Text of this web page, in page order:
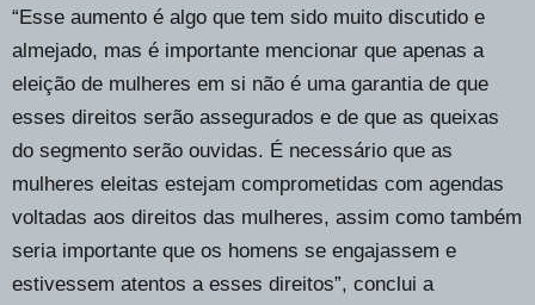
“Esse aumento é algo que tem sido muito discutido e
almejado, mas é importante mencionar que apenas a
eleição de mulheres em si não é uma garantia de que
esses direitos serão assegurados e de que as queixas
do segmento serão ouvidas. É necessário que as
mulheres eleitas estejam comprometidas com agendas
voltadas aos direitos das mulheres, assim como também
seria importante que os homens se engajassem e
estivessem atentos a esses direitos”, conclui a